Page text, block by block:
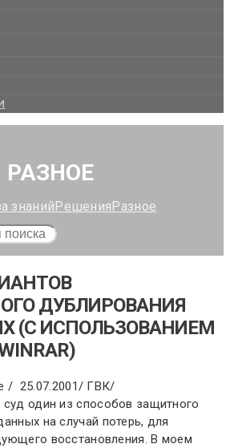
РАЗНОЕ
знанийРешенияРазное
ДУБЛИРОВАНИЯ
(С ИСПОЛЬЗОВАНИЕМ
/ 25.07.2001/ ГВК/
один из способов защитного
на случай потерь, для
восстановления. В моем